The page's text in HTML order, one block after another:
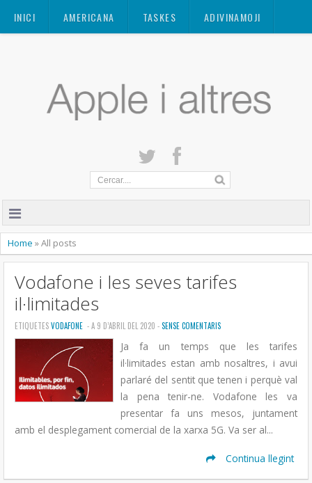
INICI AMERICANA TASKES ADIVINAMOJI
Home »All posts
Vodafone i les seves tarifes
il·limitades
ETIQUETESVODAFONE - A 9 D’ABRIL DEL 2020 -SENSE COMENTARIS
Ja fa un temps que les tarifes
il·limitades estan amb nosaltres, i avui
parlaré del sentit que tenen i perquè val
la pena tenir-ne. Vodafone les va
presentar fa uns mesos, juntament
amb el desplegament comercial de la xarxa 5G. Va ser al...
Continua llegint